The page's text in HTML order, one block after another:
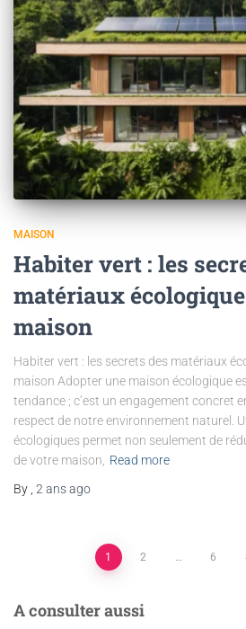
MAISON
Habiter vert : les
matériaux
maison
Habiter vert : les secrets des matériaux
maison Adopter une maison écologique
tendance ; c’est un engagement concret
respect de notre environnement naturel.
écologiques permet non seulement de
de votre maison,
Read more
By 2 ansago
1 2 6
A consulter aussi